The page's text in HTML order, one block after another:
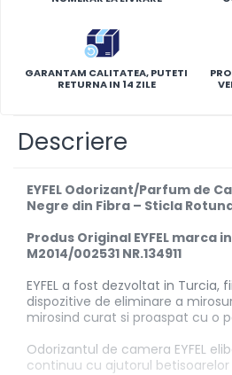
GARANTAM CALITATEA, PUTETI
RETURNA IN 14 ZILE
Descriere
EYFEL Odorizant/Parfum de
Negre din Fibra – Sticla
Produs Original EYFEL marca
M2014/002531 NR.134911
EYFEL a fost dezvoltat in Turcia,
dispozitive de eliminare a
mirosind curat si proaspat cu o
Odorizantul de camera EYFEL
continuu cu ajutorul betisoarelor